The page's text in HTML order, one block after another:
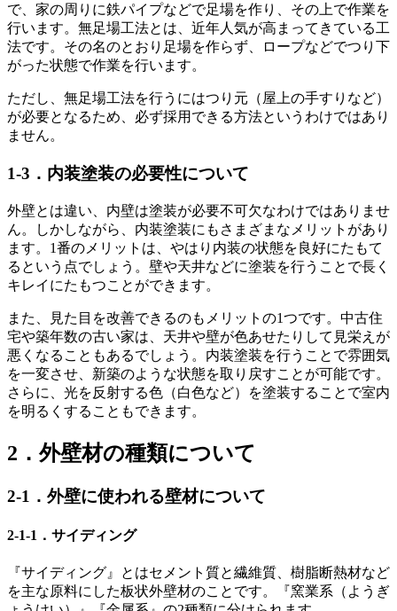
で、家の周りに鉄パイプなどで足場を作り、その上で作業を
行います。無足場工法とは、近年人気が高まってきている工
法です。その名のとおり足場を作らず、ロープなどでつり下
がった状態で作業を行います。
ただし、無足場工法を行うにはつり元（屋上の手すりなど）
が必要となるため、必ず採用できる方法というわけではあり
ません。
1-3．内装塗装の必要性について
外壁とは違い、内壁は塗装が必要不可欠なわけではありませ
ん。しかしながら、内装塗装にもさまざまなメリットがあり
ます。1番のメリットは、やはり内装の状態を良好にたもて
るという点でしょう。壁や天井などに塗装を行うことで長く
キレイにたもつことができます。
また、見た目を改善できるのもメリットの1つです。中古住
宅や築年数の古い家は、天井や壁が色あせたりして見栄えが
悪くなることもあるでしょう。内装塗装を行うことで雰囲気
を一変させ、新築のような状態を取り戻すことが可能です。
さらに、光を反射する色（白色など）を塗装することで室内
を明るくすることもできます。
2．外壁材の種類について
2-1．外壁に使われる壁材について
2-1-1．サイディング
『サイディング』とはセメント質と繊維質、樹脂断熱材など
を主な原料にした板状外壁材のことです。『窯業系（ようぎ